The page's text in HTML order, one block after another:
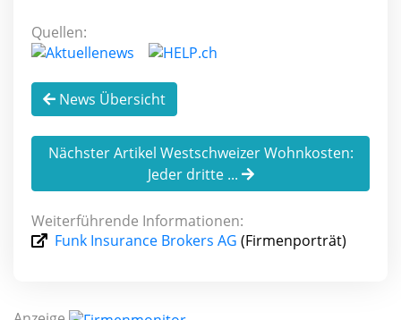
Quellen:
News Übersicht
Nächster Artikel Westschweizer Wohnkosten:
Jeder dritte ...
Weiterführende Informationen:
Funk Insurance Brokers AG (Firmenporträt)